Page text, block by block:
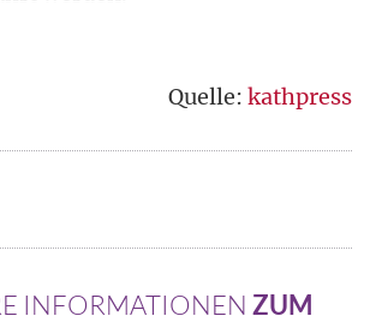
Quelle: kathpress
INFORMATIONEN ZUM